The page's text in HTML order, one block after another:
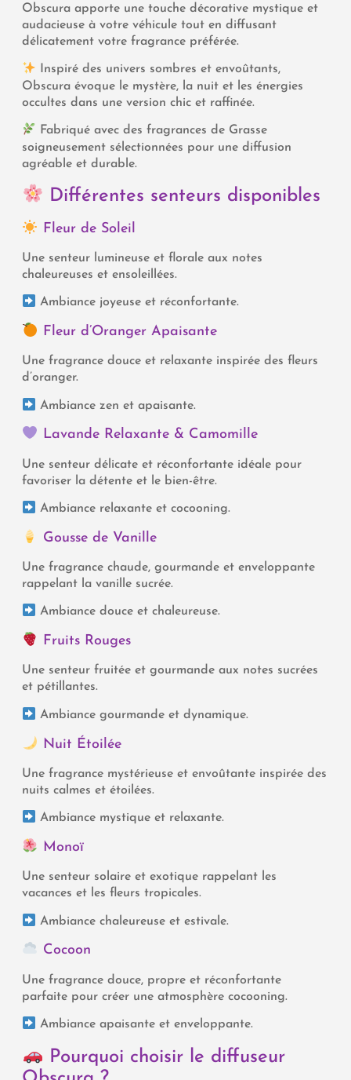
Obscura apporte une touche décorative mystique et
audacieuse à votre véhicule tout en diffusant
délicatement votre fragrance préférée.
Inspiré des univers sombres et envoûtants,
Obscura évoque le mystère, la nuit et les énergies
occultes dans une version chic et raffinée.
Fabriqué avec des fragrances de Grasse
soigneusement sélectionnées pour une diffusion
agréable et durable.
Différentes senteurs disponibles
Fleur de Soleil
Une senteur lumineuse et florale aux notes
chaleureuses et ensoleillées.
Ambiance joyeuse et réconfortante.
Fleur d’Oranger Apaisante
Une fragrance douce et relaxante inspirée des fleurs
d’oranger.
Ambiance zen et apaisante.
Lavande Relaxante & Camomille
Une senteur délicate et réconfortante idéale pour
favoriser la détente et le bien-être.
Ambiance relaxante et cocooning.
Gousse de Vanille
Une fragrance chaude, gourmande et enveloppante
rappelant la vanille sucrée.
Ambiance douce et chaleureuse.
Fruits Rouges
Une senteur fruitée et gourmande aux notes sucrées
et pétillantes.
Ambiance gourmande et dynamique.
Nuit Étoilée
Une fragrance mystérieuse et envoûtante inspirée des
nuits calmes et étoilées.
Ambiance mystique et relaxante.
Monoï
Une senteur solaire et exotique rappelant les
vacances et les fleurs tropicales.
Ambiance chaleureuse et estivale.
Cocoon
Une fragrance douce, propre et réconfortante
parfaite pour créer une atmosphère cocooning.
Ambiance apaisante et enveloppante.
Pourquoi choisir le diffuseur